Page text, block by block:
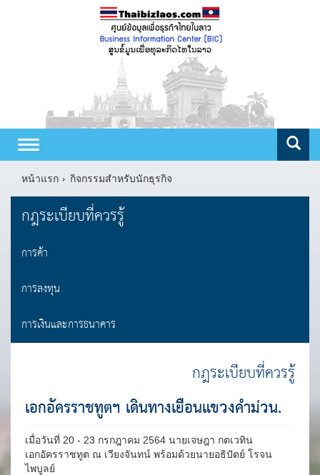
Toggle
navigation
หน้าแรก
กิจกรรมสำหรับนักธุรกิจ
กฎระเบียบที่ควรรู้
การค้า
การลงทุน
การเงินและการธนาคาร
กฎระเบียบที่ควรรู้
เอกอัครราชทูตฯ เดินทางเยือนแขวงคำม่วน.
เมื่อวันที่ 20 - 23 กรกฎาคม 2564 นายเจษฎา กตเวทิน
เอกอัครราชทูต ณ เวียงจันทน์ พร้อมด้วยนายอธิปัตย์ โรจน
ไพบูลย์